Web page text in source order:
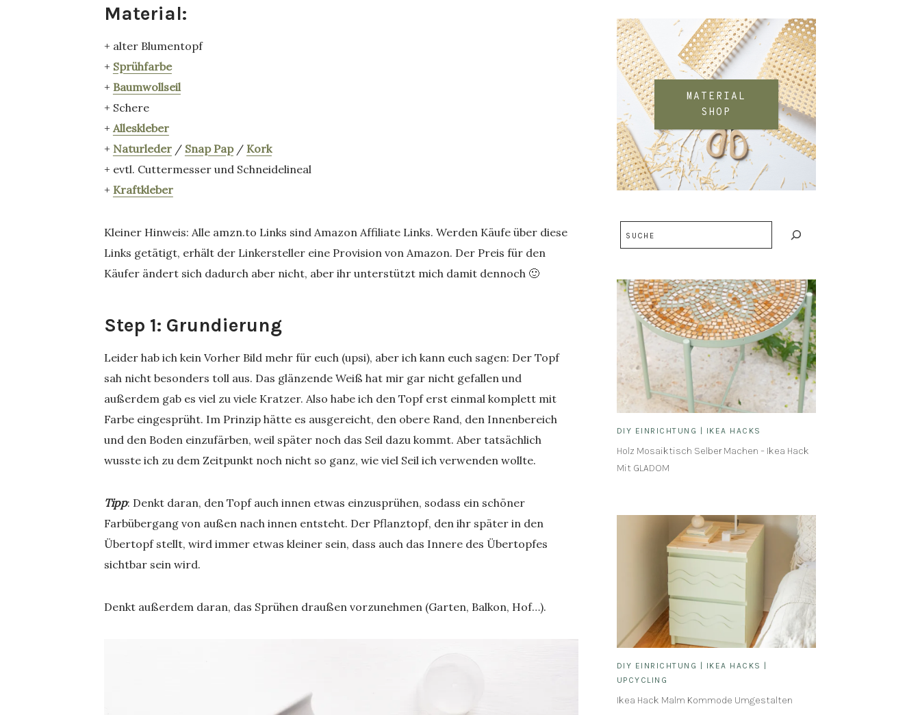
Material:
+ alter Blumentopf
+ Sprühfarbe
+ Baumwollseil
+ Schere
+ Alleskleber
+ Naturleder/ Snap Pap/ Kork
+ evtl. Cuttermesser und Schneidelineal
+ Kraftkleber
Kleiner Hinweis: Alle amzn.to Links sind Amazon Affiliate Links. Werden Käufe über diese
Links getätigt, erhält der Linkersteller eine Provision von Amazon. Der Preis für den
Käufer ändert sich dadurch aber nicht, aber ihr unterstützt mich damit dennoch 🙂
Step 1: Grundierung
Leider hab ich kein Vorher Bild mehr für euch (upsi), aber ich kann euch sagen: Der Topf
sah nicht besonders toll aus. Das glänzende Weiß hat mir gar nicht gefallen und
außerdem gab es viel zu viele Kratzer. Also habe ich den Topf erst einmal komplett mit
Farbe eingesprüht. Im Prinzip hätte es ausgereicht, den obere Rand, den Innenbereich
und den Boden einzufärben, weil später noch das Seil dazu kommt. Aber tatsächlich
wusste ich zu dem Zeitpunkt noch nicht so ganz, wie viel Seil ich verwenden wollte.
Tipp: Denkt daran, den Topf auch innen etwas einzusprühen, sodass ein schöner
Farbübergang von außen nach innen entsteht. Der Pflanztopf, den ihr später in den
Übertopf stellt, wird immer etwas kleiner sein, dass auch das Innere des Übertopfes
sichtbar sein wird.
Denkt außerdem daran, das Sprühen draußen vorzunehmen (Garten, Balkon, Hof…).
MATERIAL
SHOP
DIY EINRICHTUNG | IKEA HACKS
Holz Mosaiktisch Selber Machen – Ikea Hack
Mit GLADOM
DIY EINRICHTUNG | IKEA HACKS |
UPCYCLING
Ikea Hack Malm Kommode Umgestalten